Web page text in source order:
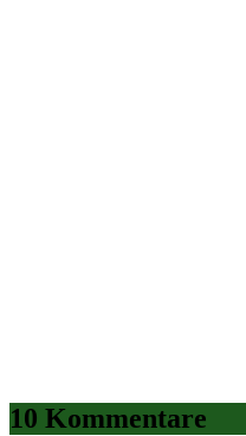
10 Kommentare